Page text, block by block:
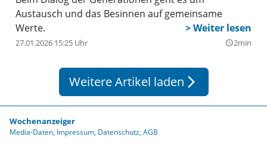
Austausch und das Besinnen auf gemeinsame
Werte.
27.01.2026 15:25 Uhr query_builder2min
Weitere Artikel laden arrow_forward_ios
Wochenanzeiger
Media-Daten Impressum Datenschutz AGB